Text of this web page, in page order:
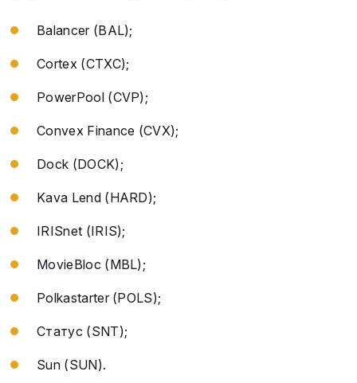
Balancer (BAL);
Cortex (CTXC);
PowerPool (CVP);
Convex Finance (CVX);
Dock (DOCK);
Kava Lend (HARD);
IRISnet (IRIS);
MovieBloc (MBL);
Polkastarter (POLS);
Статус (SNT);
Sun (SUN).